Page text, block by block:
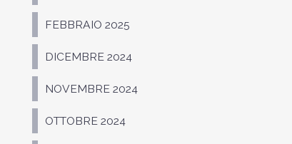
FEBBRAIO 2025
DICEMBRE 2024
NOVEMBRE 2024
OTTOBRE 2024